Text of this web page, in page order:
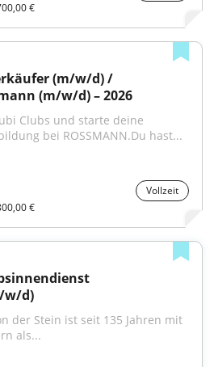
€
(m/w/d) /
(m/w/d) – 2026
Clubs und starte deine
bei ROSSMANN.Du hast...
Vollzeit
€
w/d)
der Stein ist seit 135 Jahren mit
als...